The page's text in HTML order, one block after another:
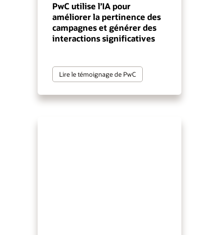
PwC utilise l’IA pour
améliorer la pertinence des
campagnes et générer des
interactions significatives
Lire le témoignage de PwC